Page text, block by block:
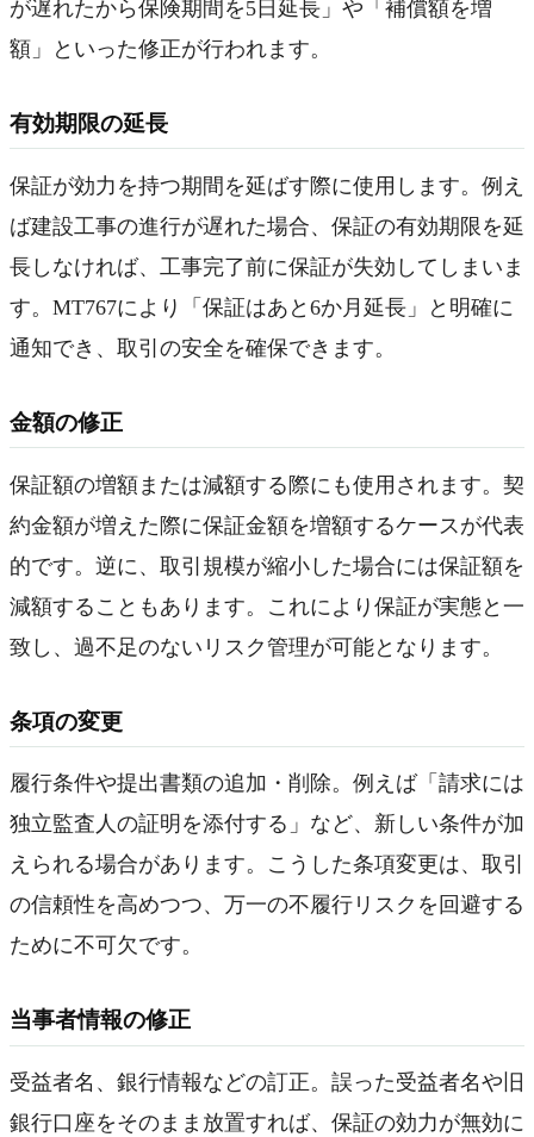
が遅れたから保険期間を5日延長」や「補償額を増
額」といった修正が行われます。
有効期限の延長
保証が効力を持つ期間を延ばす際に使用します。例え
ば建設工事の進行が遅れた場合、保証の有効期限を延
長しなければ、工事完了前に保証が失効してしまいま
す。MT767により「保証はあと6か月延長」と明確に
通知でき、取引の安全を確保できます。
金額の修正
保証額の増額または減額する際にも使用されます。契
約金額が増えた際に保証金額を増額するケースが代表
的です。逆に、取引規模が縮小した場合には保証額を
減額することもあります。これにより保証が実態と一
致し、過不足のないリスク管理が可能となります。
条項の変更
履行条件や提出書類の追加・削除。例えば「請求には
独立監査人の証明を添付する」など、新しい条件が加
えられる場合があります。こうした条項変更は、取引
の信頼性を高めつつ、万一の不履行リスクを回避する
ために不可欠です。
当事者情報の修正
受益者名、銀行情報などの訂正。誤った受益者名や旧
銀行口座をそのまま放置すれば、保証の効力が無効に